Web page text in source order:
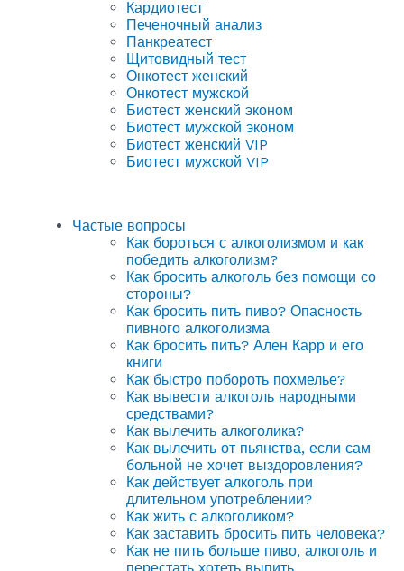
Кардиотест
Печеночный анализ
Панкреатест
Щитовидный тест
Онкотест женский
Онкотест мужской
Биотест женский эконом
Биотест мужской эконом
Биотест женский VIP
Биотест мужской VIP
Частые вопросы
Как бороться с алкоголизмом и как
победить алкоголизм?
Как бросить алкоголь без помощи со
стороны?
Как бросить пить пиво? Опасность
пивного алкоголизма
Как бросить пить? Ален Карр и его
книги
Как быстро побороть похмелье?
Как вывести алкоголь народными
средствами?
Как вылечить алкоголика?
Как вылечить от пьянства, если сам
больной не хочет выздоровления?
Как действует алкоголь при
длительном употреблении?
Как жить с алкоголиком?
Как заставить бросить пить человека?
Как не пить больше пиво, алкоголь и
перестать хотеть выпить